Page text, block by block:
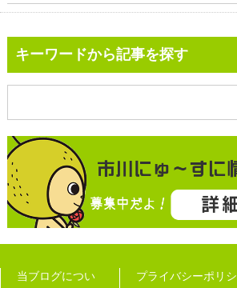
キーワードから記事を探す
当ブログについ
プライバシーポリシ